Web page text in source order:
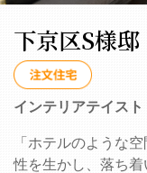
下京区S様邸
インテリアテイスト
「ホテルのような
性を生かし、落ち